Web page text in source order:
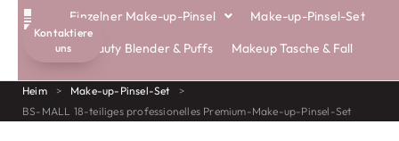
Kontaktiere
uns
Einzelner Make-up-Pinsel
Make-up-Pinsel-Set
Beauty Blender & Puffs
Makeup Tasche & Fall
Heim > Make-up-Pinsel-Set
>
BS-MALL 18-teiliges professionelles Premium-Make-up-Pinsel-Set